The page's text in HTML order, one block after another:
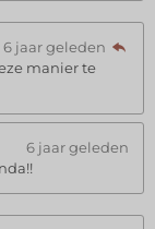
6 jaar geleden
manier te
6 jaar geleden